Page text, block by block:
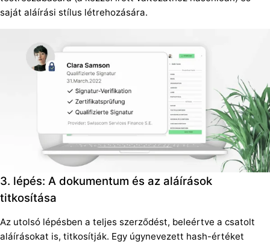
saját aláírási stílus létrehozására.
3. lépés: A dokumentum és az aláírások
titkosítása
Az utolsó lépésben a teljes szerződést, beleértve a csatolt
aláírásokat is, titkosítják. Egy úgynevezett hash-értéket